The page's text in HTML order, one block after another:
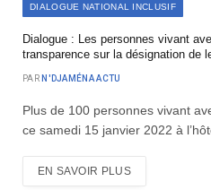
DIALOGUE NATIONAL INCLUSIF
Dialogue : Les personnes vivant
transparence sur la désignation de
PAR N'DJAMÉNA ACTU
Plus de 100 personnes vivant
ce samedi 15 janvier 2022 à
EN SAVOIR PLUS